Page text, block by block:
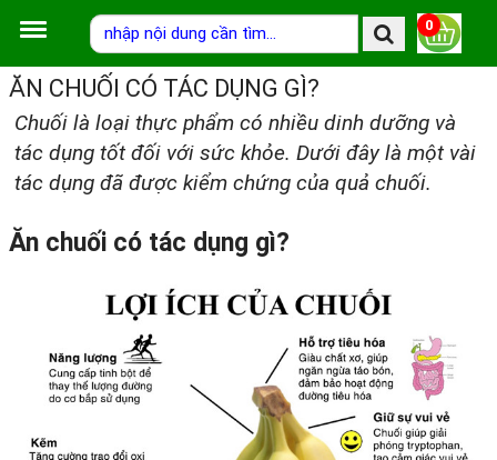
0
ĂN CHUỐI CÓ TÁC DỤNG GÌ?
Chuối là loại thực phẩm có nhiều dinh dưỡng và
tác dụng tốt đối với sức khỏe. Dưới đây là một vài
tác dụng đã được kiểm chứng của quả chuối.
Ăn chuối có tác dụng gì?